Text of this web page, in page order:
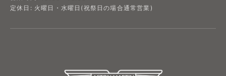
定休日: 火曜日・水曜日(祝祭日の場合通常営業)